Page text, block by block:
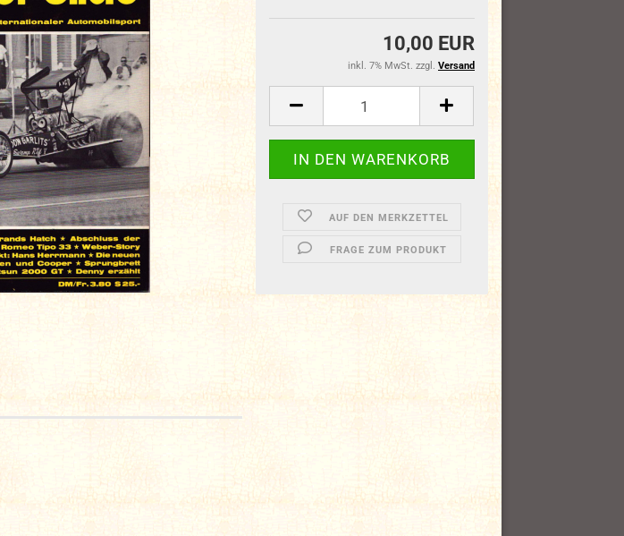
10,00 EUR
inkl. 7% MwSt. zzgl. Versand
AUF DEN MERKZETTEL
FRAGE ZUM PRODUKT